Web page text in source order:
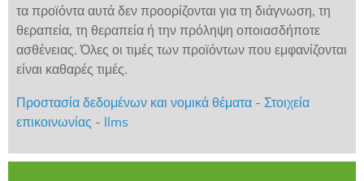
τα προϊόντα αυτά δεν προορίζονται για τη διάγνωση, τη
θεραπεία, τη θεραπεία ή την πρόληψη οποιασδήποτε
ασθένειας. Όλες οι τιμές των προϊόντων που εμφανίζονται
είναι καθαρές τιμές.
Προστασία δεδομένων και νομικά θέματα - Στοιχεία
επικοινωνίας - llms